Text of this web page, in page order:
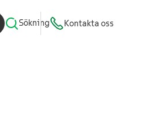
Sökning Kontakta oss